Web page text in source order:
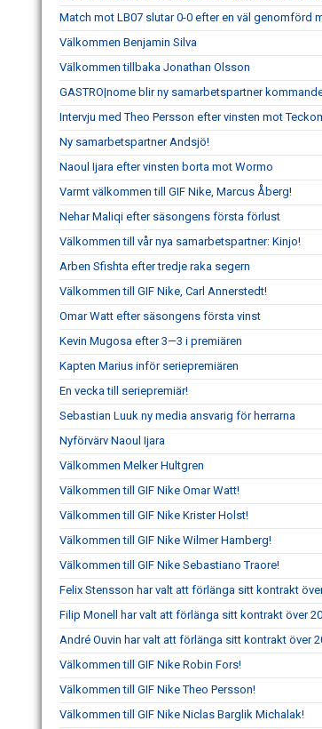
Match mot LB07 slutar 0-0 efter en väl genomförd
Välkommen Benjamin Silva
Välkommen tillbaka Jonathan Olsson
GASTRO|nome blir ny samarbetspartner kommande
Intervju med Theo Persson efter vinsten mot
Ny samarbetspartner Andsjö!
Naoul Ijara efter vinsten borta mot Wormo
Varmt välkommen till GIF Nike, Marcus Åberg!
Nehar Maliqi efter säsongens första förlust
Välkommen till vår nya samarbetspartner: Kinjo!
Arben Sfishta efter tredje raka segern
Välkommen till GIF Nike, Carl Annerstedt!
Omar Watt efter säsongens första vinst
Kevin Mugosa efter 3—3 i premiären
Kapten Marius inför seriepremiären
En vecka till seriepremiär!
Sebastian Luuk ny media ansvarig för herrarna
Nyförvärv Naoul Ijara
Välkommen Melker Hultgren
Välkommen till GIF Nike Omar Watt!
Välkommen till GIF Nike Krister Holst!
Välkommen till GIF Nike Wilmer Hamberg!
Välkommen till GIF Nike Sebastiano Traore!
Felix Stensson har valt att förlänga sitt kontrakt
Filip Monell har valt att förlänga sitt kontrakt över
André Ouvin har valt att förlänga sitt kontrakt över
Välkommen till GIF Nike Robin Fors!
Välkommen till GIF Nike Theo Persson!
Välkommen till GIF Nike Niclas Barglik Michalak!